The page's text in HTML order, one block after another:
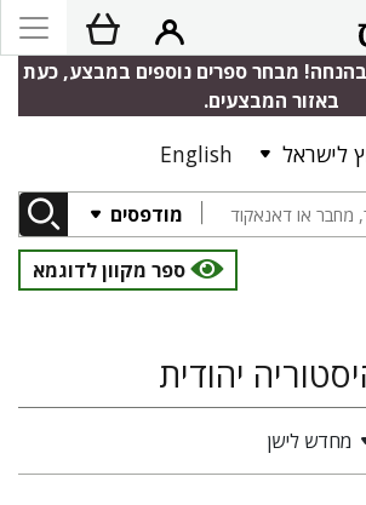
בהנחה! מבחר ספרים נוספים במבצע, כעת
באזור המבצעים.
לישראל English
מודפסים
ספר מקוון לדוגמא
יהודית
מחדש לישן